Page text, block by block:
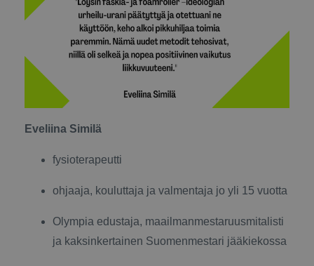
Eveliina Similä
fysioterapeutti
ohjaaja, kouluttaja ja valmentaja jo yli 15 vuotta
Olympia edustaja, maailmanmestaruusmitalisti
ja kaksinkertainen Suomenmestari jääkiekossa